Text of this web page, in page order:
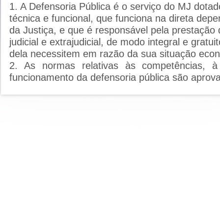
1. A Defensoria Pública é o serviço do MJ
técnica e funcional, que funciona na direta
da Justiça, e que é responsável pela prestação
judicial e extrajudicial, de modo integral e
dela necessitem em razão da sua situação
2. As normas relativas às competências,
funcionamento da defensoria pública são